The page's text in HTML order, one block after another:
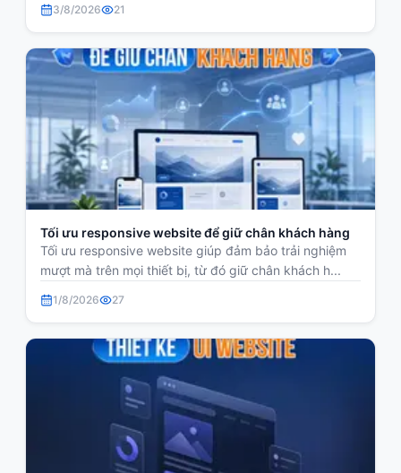
3/8/2026 21
Tối ưu responsive website để giữ chân khách hàng
Tối ưu responsive website giúp đảm bảo trải nghiệm
mượt mà trên mọi thiết bị, từ đó giữ chân khách h...
1/8/2026 27